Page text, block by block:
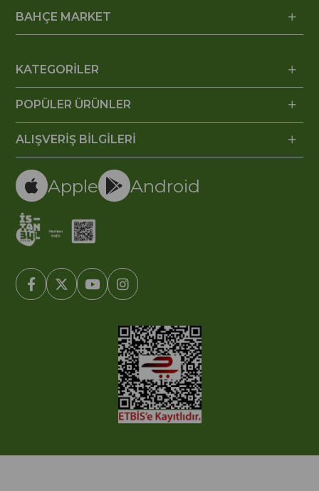
BAHÇE MARKET
KATEGORİLER
POPÜLER ÜRÜNLER
ALIŞVERİŞ BİLGİLERİ
Apple Android